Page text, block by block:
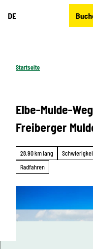
DE
Startseite
Elbe-Mulde-
Freiberger
28,90 km lang
Radfahren